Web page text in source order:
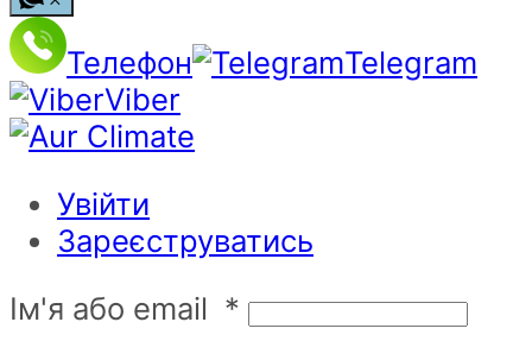
Телефон
Telegram
Viber
Увійти
Зареєструватись
Ім'я або email *